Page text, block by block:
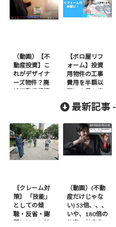
（動画）【不
動産投資】こ
れがデザイナ
ーズ物件？廃
墟不動産投資
【ボロ屋リフ
ォーム】投資
用物件の工事
費用を半額以
下に？最も安
人夫」とは？
最新記事 -
〘クレーム対
策〙 「技能」
としての傾
聴・反省・謝
罪とは？ – 前
（動画）(不動
産だけじゃな
い) 53倍、、、
いや、180倍の
仕事の効率化